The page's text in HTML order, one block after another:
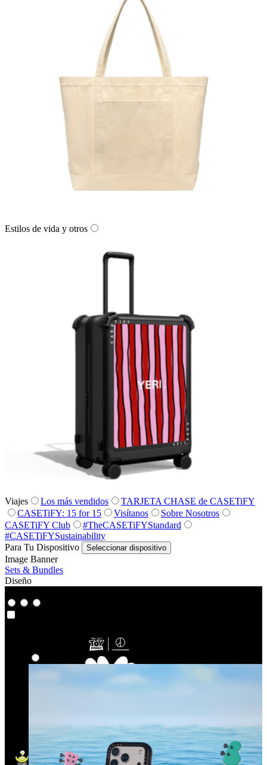
Estilos de vida y otros
Viajes Los más vendidos
TARJETA CHASE de CASETiFY
CASETiFY: 15 for 15
Visítanos
Sobre Nosotros
CASETiFY Club
#TheCASETiFYStandard
#CASETiFYSustainability
Para Tu Dispositivo
Seleccionar dispositivo
Image Banner
Sets & Bundles
Diseño